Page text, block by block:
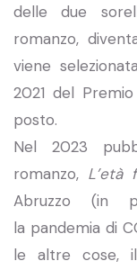
delle due
romanzo,
viene
2021 del
posto.
Nel 2023
romanzo, L’età
Abruzzo (in
la pandemia di
le altre cose,